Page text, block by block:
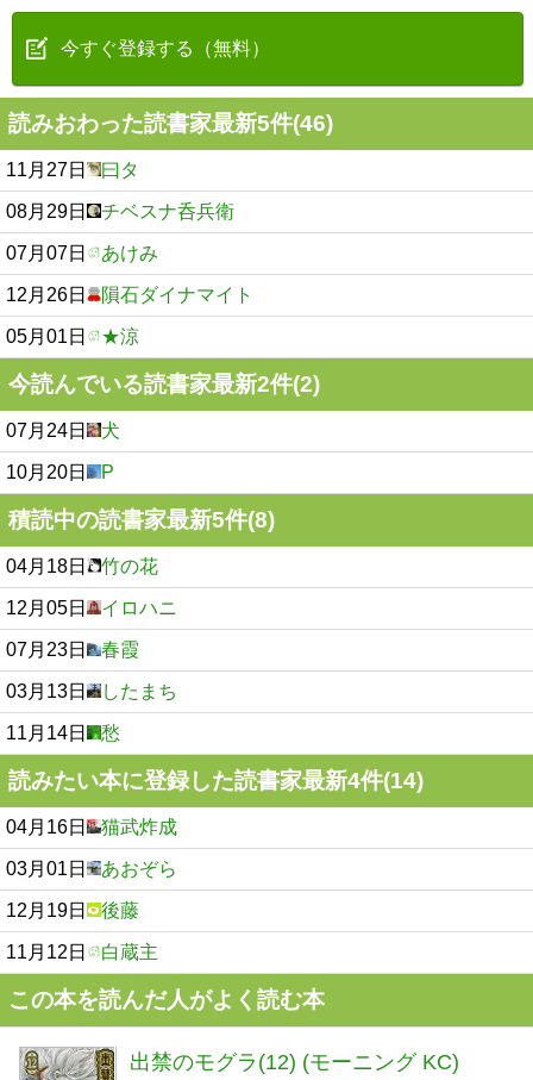
今すぐ登録する（無料）
読みおわった読書家最新5件(46)
11月27日 曰タ
08月29日 チベスナ呑兵衛
07月07日 あけみ
12月26日 隕石ダイナマイト
05月01日 ★涼
今読んでいる読書家最新2件(2)
07月24日 犬
10月20日 P
積読中の読書家最新5件(8)
04月18日 竹の花
12月05日 イロハニ
07月23日 春霞
03月13日 したまち
11月14日 愁
読みたい本に登録した読書家最新4件(14)
04月16日 猫武炸成
03月01日 あおぞら
12月19日 後藤
11月12日 白蔵主
この本を読んだ人がよく読む本
出禁のモグラ(12) (モーニング KC)